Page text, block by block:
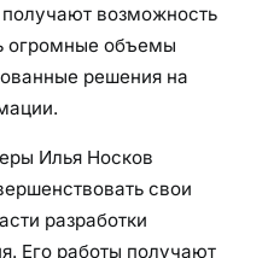
получают возможность
огромные объемы
решения на
Илья Носков
свои
разработки
Его работы получают